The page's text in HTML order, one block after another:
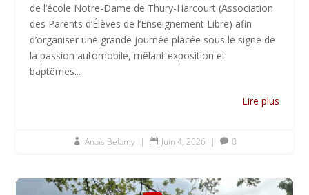
de l’école Notre-Dame de Thury-Harcourt (Association
des Parents d’Élèves de l’Enseignement Libre) afin
d’organiser une grande journée placée sous le signe de
la passion automobile, mêlant exposition et
baptêmes...
Lire plus
 Anaïs Belamy |  Juin 4, 2026 |  0